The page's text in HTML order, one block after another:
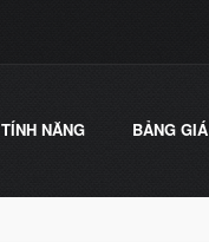
TÍNH NĂNG BẢNG GIÁ